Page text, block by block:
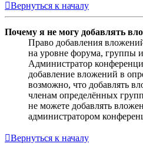
Вернуться к началу
Почему я не могу добавлять
Право добавления
на уровне форума, группы
Администратор
добавление вложений в
возможно, что добавлять
членам определённых
не можете добавлять
администратором
Вернуться к началу